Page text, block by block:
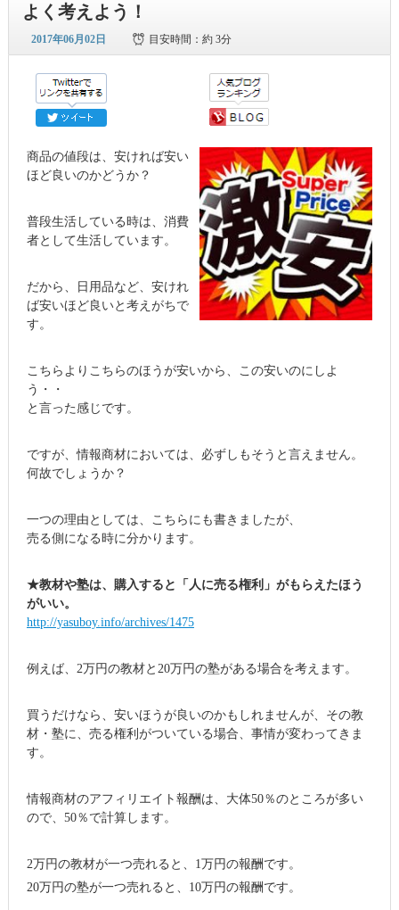
よく考えよう！
2017年06月02日 目安時間：約 3分
商品の値段は、安ければ安い
ほど良いのかどうか？
普段生活している時は、消費
者として生活しています。
だから、日用品など、安けれ
ば安いほど良いと考えがちで
す。
こちらよりこちらのほうが安いから、この安いのにしよ
う・・
と言った感じです。
ですが、情報商材においては、必ずしもそうと言えません。
何故でしょうか？
一つの理由としては、こちらにも書きましたが、
売る側になる時に分かります。
★教材や塾は、購入すると「人に売る権利」がもらえたほう
がいい。
http://yasuboy.info/archives/1475
例えば、2万円の教材と20万円の塾がある場合を考えます。
買うだけなら、安いほうが良いのかもしれませんが、その教
材・塾に、売る権利がついている場合、事情が変わってきま
す。
情報商材のアフィリエイト報酬は、大体50％のところが多い
ので、50％で計算します。
2万円の教材が一つ売れると、1万円の報酬です。
20万円の塾が一つ売れると、10万円の報酬です。